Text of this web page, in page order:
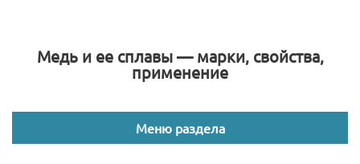
Медь и ее сплавы — марки, свойства,
применение
Меню раздела